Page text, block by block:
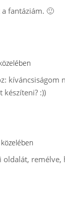
fantáziám. 🙂
:))